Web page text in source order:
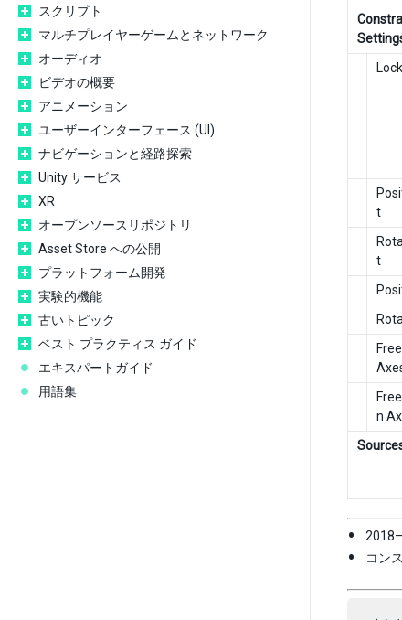
スクリプト
マルチプレイヤーゲームとネットワーク
オーディオ
ビデオの概要
アニメーション
ユーザーインターフェース (UI)
ナビゲーションと経路探索
Unity サービス
XR
オープンソースリポジトリ
Asset Store への公開
プラットフォーム開発
実験的機能
古いトピック
ベスト プラクティス ガイド
エキスパートガイド
用語集
Lock
t
t
n
コン